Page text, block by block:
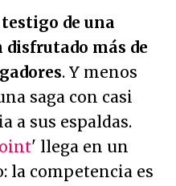
de una
disfrutado más de
. Y menos
saga con casi
a sus espaldas.
' llega en un
la competencia es